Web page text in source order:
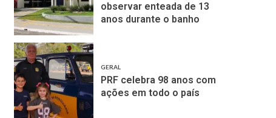
observar enteada de 13
anos durante o banho
GERAL
PRF celebra 98 anos com
ações em todo o país